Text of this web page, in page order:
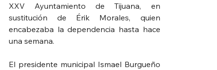
XXV Ayuntamiento de Tijuana, en
sustitución de Érik Morales, quien
encabezaba la dependencia hasta hace
una semana.
El presidente municipal Ismael Burgueño